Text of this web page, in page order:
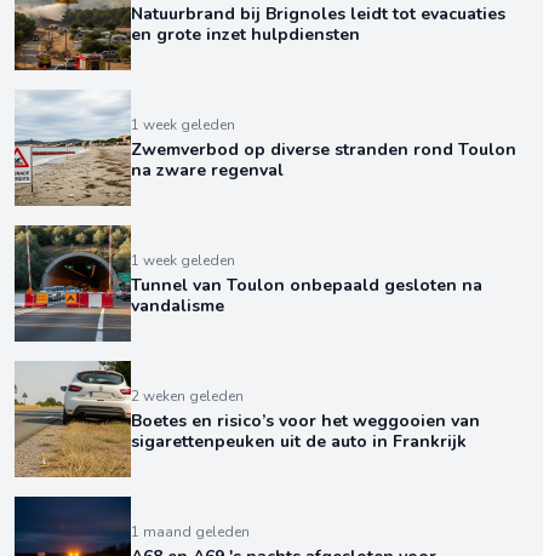
Natuurbrand bij Brignoles leidt tot evacuaties
en grote inzet hulpdiensten
1 week geleden
Zwemverbod op diverse stranden rond Toulon
na zware regenval
1 week geleden
Tunnel van Toulon onbepaald gesloten na
vandalisme
2 weken geleden
Boetes en risico’s voor het weggooien van
sigarettenpeuken uit de auto in Frankrijk
1 maand geleden